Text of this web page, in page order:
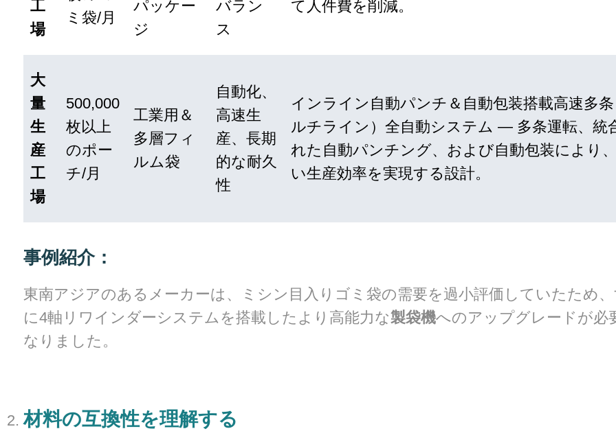
工
場
ミ袋/月
パッケー
ジ
バラン
ス
て人件費を削減。
大
量
生
産
工
場
500,000
枚以上
のポー
チ/月
工業用＆
多層フィ
ルム袋
自動化、
高速生
産、長期
的な耐久
性
インライン自動パンチ＆自動包装搭載高速多条
ルチライン）全自動システム — 多条運転、統
れた自動パンチング、および自動包装により
い生産効率を実現する設計。
事例紹介：
東南アジアのあるメーカーは、ミシン目入りゴミ袋の需要を過小評価していたため
に4軸リワインダーシステムを搭載したより高能力な製袋機へのアップグレードが必
なりました。
材料の互換性を理解する